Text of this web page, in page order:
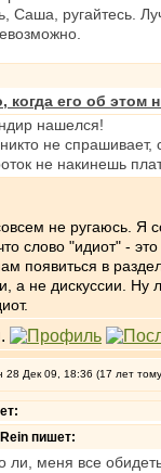
Саша, ругайтесь.
когда его об этом
нашелся!
не
не накинешь
не ругаюсь. Я
слово "идиот" -
появиться в
а не дискуссии.
28 Дек 09, 18:36 (17 лет
пишет:
ли, меня все